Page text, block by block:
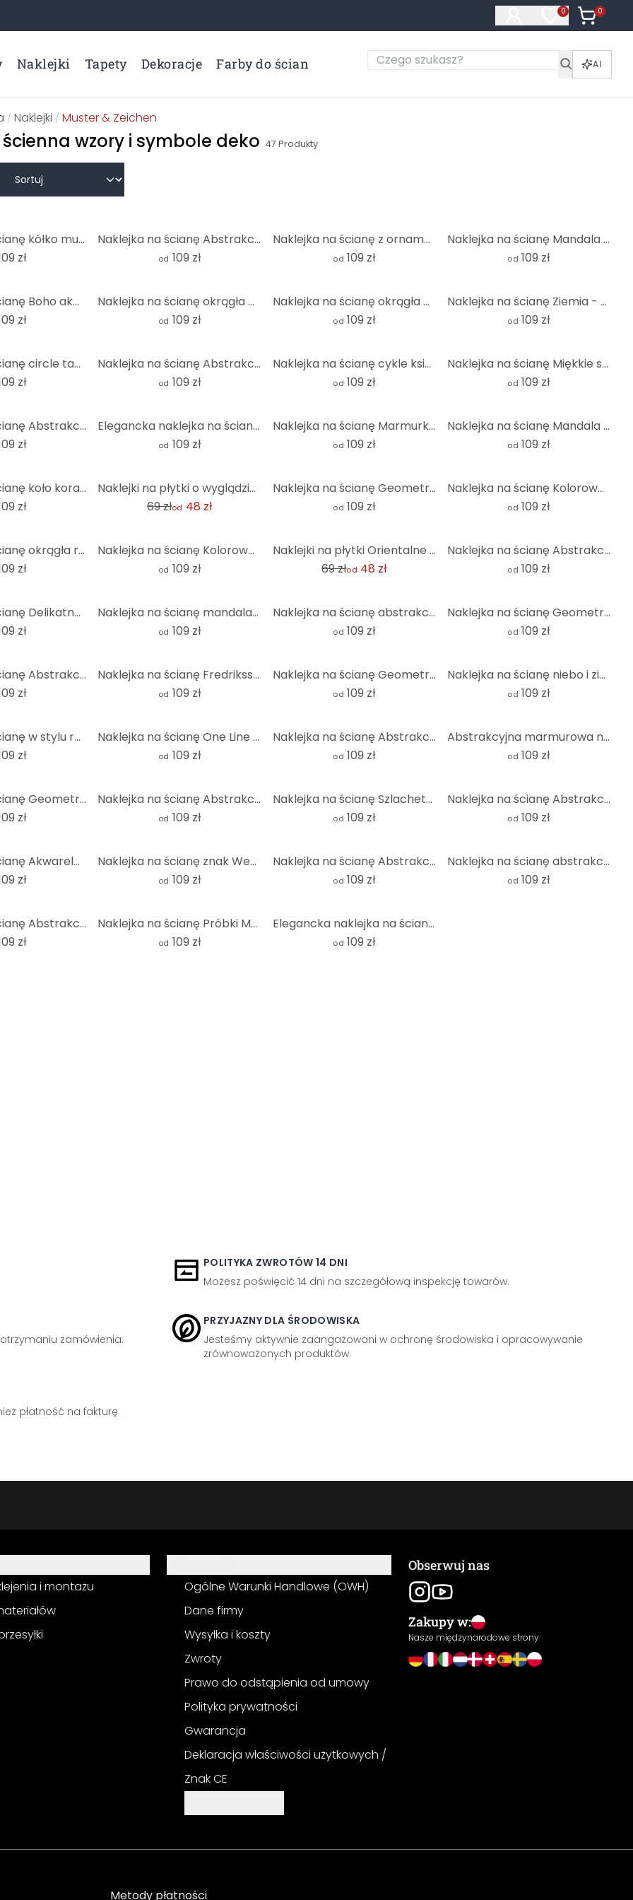
0
Produkty na
0
Produkty
Naklejki Tapety Dekoracje Farby do ścian AI
/ Naklejki / Muster & Zeichen
wzory i symbole deko 47 Produkty
Naklejka na ścianę kółko musztardowy żółty - okrągła
zł
Naklejka na ścianę Abstrakcyjna geometria w równowadze - Ristova - Okrągła
od 109 zł
Naklejka na ścianę z ornamentem boho o wyglądzie lnu - Bloomery Decor - Okrągła
od 109 zł
Naklejka na ścianę Mandala Boho złoto-zielona - Bloomery Decor - Okrągła
od 109 zł
Naklejka na ścianę Boho akwarelowe kształty w odcieniach brązu - Costa - Okrągła
zł
Naklejka na ścianę okrągła pistacjowa - okrągła
od 109 zł
Naklejka na ścianę okrągła beżowa - okrągła
od 109 zł
Naklejka na ścianę Ziemia - Ziemia kompletna - okrągła
od 109 zł
Naklejka na ścianę circle taupe - okrągła
zł
Naklejka na ścianę Abstrakcyjne linie i koła w harmonii - Costa - Round
od 109 zł
Naklejka na ścianę cykle księżyca - słońce i księżyc w harmonii - KsanaKalpa - Okrągła
od 109 zł
Naklejka na ścianę Miękkie struktury w kolorze beżowym - Pictufy Studio - Okrągła
od 109 zł
Naklejka na ścianę Abstrakcyjne pierścienie beżowy - Grande - Okrągły
zł
Elegancka naklejka na ścianę mandala w kolorze czarnym i złotym - Bloomery Decor - Round
od 109 zł
Naklejka na ścianę Marmurkowe fale w kolorze turkusowym i złotym - Haase - Okrągła
od 109 zł
Naklejka na ścianę Mandala Boho antyczne złoto - Bloomery Decor - Okrągła
od 109 zł
Naklejka na ścianę koło koral - okrągła
zł
Naklejki na płytki o wyglądzie betonu 01 - zestaw 12 sztuk
69 złod 48 zł
Naklejka na ścianę Geometryczne kształty w kolorze pomarańczowo-różowym - 1X Studio - Okrągła
od 109 zł
Naklejka na ścianę Kolorowa marmurkowa abstrakcja - Gokhale - Okrągła
od 109 zł
Naklejka na ścianę okrągła rdzawoczerwona - okrągła
zł
Naklejka na ścianę Kolorowa mozaika trójkąty - Jaszke - Okrągła
od 109 zł
Naklejki na płytki Orientalne płytki niebieskie - zestaw 12 sztuk
69 złod 48 zł
Naklejka na ścianę Abstrakcyjne półkola w delikatnym beżu - Bloomery Decor - Round
od 109 zł
Naklejka na ścianę Delikatna mandala na szaro-beżowym tle - Bloomery Decor - Okrągła
zł
Naklejka na ścianę mandala w turkusowym złocie - Bloomery Decor - okrągła
od 109 zł
Naklejka na ścianę abstrakcyjna grafika liniowa w kolorze złotym i beżowym - Alma - okrągła
od 109 zł
Naklejka na ścianę Geometryczna równowaga w kolorze niebieskim i białym - Paksoylu - Okrągła
od 109 zł
Naklejka na ścianę Abstrakcyjna kompozycja w kolorze złotym i szarym - Shelest - Round
zł
Naklejka na ścianę Fredriksson - Marmur i masa perłowa - Okrągła
od 109 zł
Naklejka na ścianę Geometryczna równowaga - Abstrakcyjna kompozycja - Costa - Okrągła
od 109 zł
Naklejka na ścianę niebo i ziemia w płynnych kolorach - Alpenglow Workshop - Round
od 109 zł
Naklejka na ścianę w stylu retro - Bloomery Decor - okrągła
zł
Naklejka na ścianę One Line Art - Delikatny nurt - Ristova - Okrągła
od 109 zł
Naklejka na ścianę Abstrakcyjna geometria w brzoskwiniowych kolorach - Cubistika - Round
od 109 zł
Abstrakcyjna marmurowa naklejka na ścianę z niebieskim i złotym efektem - Okrągła
od 109 zł
Naklejka na ścianę Geometryczna złota gwiazda - Magnusson - Okrągła
zł
Naklejka na ścianę Abstrakcyjne linie czarno-złote - Amini - Okrągła
od 109 zł
Naklejka na ścianę Szlachetne struktury w kolorze złotym i fioletowym - Shelest - Round
od 109 zł
Naklejka na ścianę Abstrakcyjne półkola w ciepłych, naturalnych kolorach - Bré - Round
od 109 zł
Naklejka na ścianę Akwarela - Fale - Okrągła
zł
Naklejka na ścianę znak Wenus z kwiatami - okrągła
od 109 zł
Naklejka na ścianę Abstrakcyjna kompozycja w ciepłych kolorach ziemi - Al Dafai - Round
od 109 zł
Naklejka na ścianę abstrakcyjny wzór pęknięć w kolorze beżowym - Alma - okrągła
od 109 zł
Naklejka na ścianę Abstrakcyjne fale w kolorze pomarańczowo-różowym - Bloom - Round
zł
Naklejka na ścianę Próbki Marrakesz zielony - Bloomery Decor - Okrągła
od 109 zł
Elegancka naklejka na ścianę w kolorze piaskowego złota - Bloomery Decor - okrągła
od 109 zł
POLITYKA ZWROTÓW 14 DNI
Możesz poświęcić 14 dni na szczegółową inspekcję towarów.
zamówienia.
PRZYJAZNY DLA ŚRODOWISKA
Jesteśmy aktywnie zaangażowani w ochronę środowiska i opracowywanie
zrównoważonych produktów.
płatność na fakturę.
i montażu
Ogólne Warunki Handlowe (OWH)
Dane firmy
Wysyłka i koszty
Zwroty
Prawo do odstąpienia od umowy
Polityka prywatności
Gwarancja
Deklaracja właściwości użytkowych /
Znak CE
Obserwuj nas
Zakupy w:
Nasze międzynarodowe strony
Metody płatności